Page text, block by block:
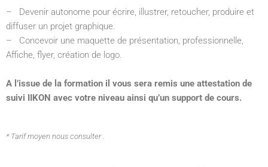
– Devenir autonome pour écrire, illustrer, retoucher, produire et
diffuser un projet graphique.
– Concevoir une maquette de présentation, professionnelle,
Affiche, flyer, création de logo.
A l’issue de la formation il vous sera remis une attestation de
suivi IIKON avec votre niveau ainsi qu’un support de cours.
* Tarif moyen nous consulter .